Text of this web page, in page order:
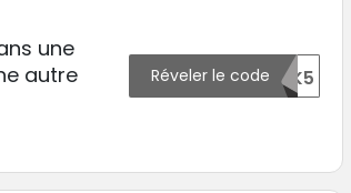
une
autre
Réveler le code
60988OTK5